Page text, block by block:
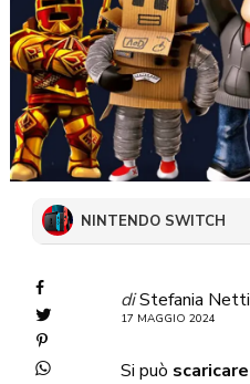
NINTENDO SWITCH
diStefania Netti
17 MAGGIO 2024
Si può scaricare